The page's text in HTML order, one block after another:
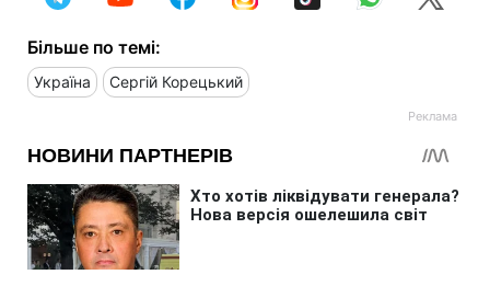
Більше по темі:
Україна Сергій Корецький